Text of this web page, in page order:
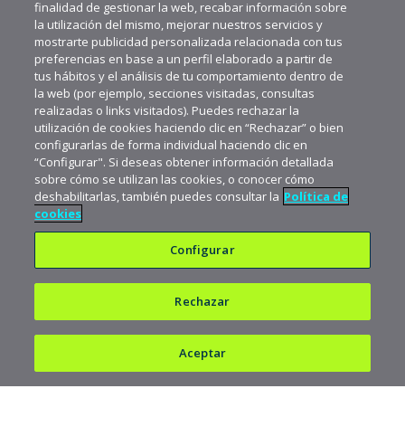
Política de privacidad
Política de cookies
Aviso legal
finalidad de gestionar la web, recabar información sobre
la utilización del mismo, mejorar nuestros servicios y
mostrarte publicidad personalizada relacionada con tus
preferencias en base a un perfil elaborado a partir de
tus hábitos y el análisis de tu comportamiento dentro de
la web (por ejemplo, secciones visitadas, consultas
realizadas o links visitados). Puedes rechazar la
utilización de cookies haciendo clic en “Rechazar” o bien
configurarlas de forma individual haciendo clic en
“Configurar". Si deseas obtener información detallada
sobre cómo se utilizan las cookies, o conocer cómo
deshabilitarlas, también puedes consultar la Política de
cookies
Configurar
Rechazar
Aceptar